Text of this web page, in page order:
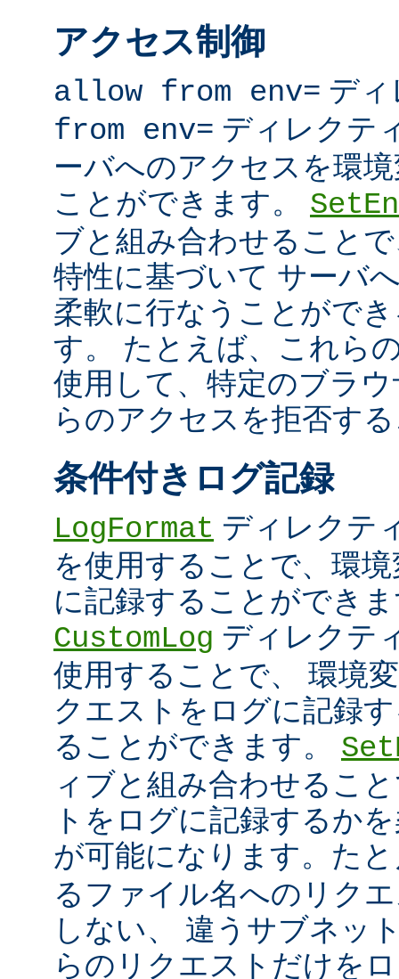
アクセス制御
allow from env= デ
from env= ディレクテ
ーバへのアクセスを環
ことができます。
ブと組み合わせること
特性に基づいて サーバ
柔軟に行なうことがで
す。 たとえば、これら
使用して、特定のブラ
らのアクセスを拒否す
条件付きログ記録
LogFormat ディレクテ
を使用することで、環
に記録することができ
CustomLog ディレクテ
使用することで、 環境
クエストをログに記録
ることができます。
ィブと組み合わせるこ
トをログに記録するか
が可能になります。た
るファイル名へのリク
しない、 違うサブネッ
らのリクエストだけを